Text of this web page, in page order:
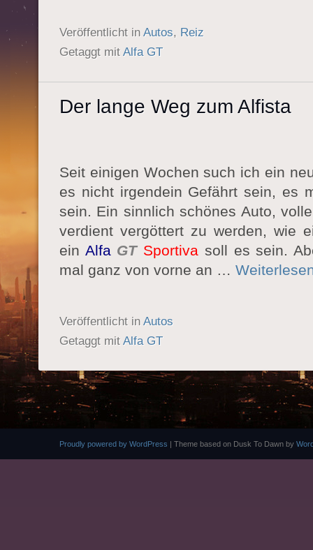
Veröffentlicht in Autos, Reiz
Getaggt mit Alfa GT
Der lange Weg zum Alfista
Seit einigen Wochen such ich ein
es nicht irgendein Gefährt sein, es
sein. Ein sinnlich schönes Auto,
verdient vergöttert zu werden, wie
ein Alfa GT Sportiva soll es sein.
mal ganz von vorne an …
Veröffentlicht in Autos
Getaggt mit Alfa GT
BEITRAGSNAVIGATION
Proudly powered by WordPress | Theme based on Dusk To Dawn by